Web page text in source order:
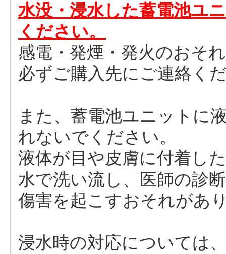
水没・浸水した蓄電池ユ
ください。
感電・発煙・発火のおそ
必ずご購入先にご連絡く
また、蓄電池ユニットに
れないでください。
液体が目や皮膚に付着し
水で洗い流し、医師の診
傷害を起こすおそれがあ
浸水時の対応については